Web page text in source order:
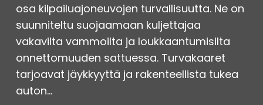
osa kilpailuajoneuvojen turvallisuutta. Ne on
suunniteltu suojaamaan kuljettajaa
vakavilta vammoilta ja loukkaantumisilta
onnettomuuden sattuessa. Turvakaaret
tarjoavat jäykkyyttä ja rakenteellista tukea
auton…